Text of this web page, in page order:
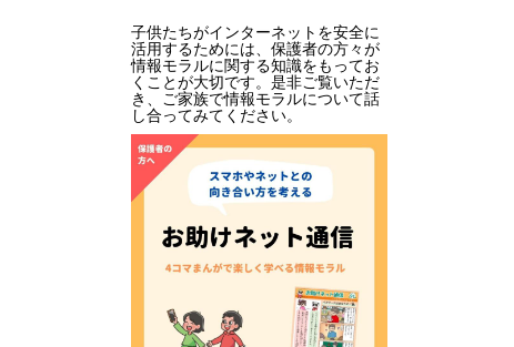
子供たちがインターネットを安全に
活用するためには、保護者の方々が
情報モラルに関する知識をもってお
くことが大切です。是非ご覧いただ
き、ご家族で情報モラルについて話
し合ってみてください。